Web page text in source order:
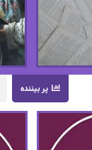
پر بیننده